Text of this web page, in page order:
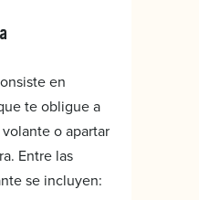
en
te obligue a
o apartar
Entre las
se incluyen: